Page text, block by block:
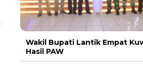
Wakil Bupati Lantik Empat
Hasil PAW